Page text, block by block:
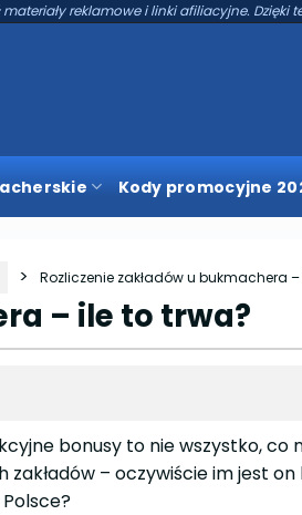
reklamowe i linki afiliacyjne. Dzięki
Kody promocyjne
Rozliczenie zakładów u bukmachera
– ile to trwa?
bonusy to nie wszystko,
– oczywiście im jest